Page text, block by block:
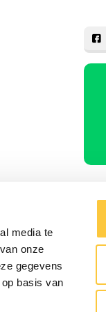
media te
onze
gegevens
basis van